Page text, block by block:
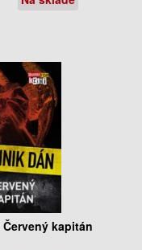
Červený kapitán